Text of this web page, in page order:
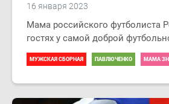
16 января 2023
Мама российского футболиста
гостях у самой доброй
МУЖСКАЯ СБОРНАЯ ПАВЛЮЧЕНКО МАМА